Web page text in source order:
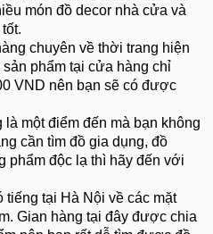
món đồ decor nhà cửa và
chuyên về thời trang hiện
phẩm tại cửa hàng chỉ
VND nên bạn sẽ có được
là một điểm đến mà bạn không
cần tìm đồ gia dụng, đồ
phẩm độc lạ thì hãy đến với
tiếng tại Hà Nội về các mặt
Gian hàng tại đây được chia